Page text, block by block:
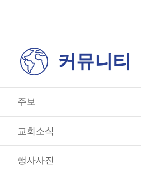
커뮤니티
주보
교회소식
행사사진